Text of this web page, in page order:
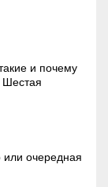
и почему
или очередная